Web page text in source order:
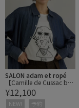
SALON adam et ropé
【Camille de Cussac by
SALON】アートプリント
ロングスリーブTシャツ
¥12,100
NEW! 予約